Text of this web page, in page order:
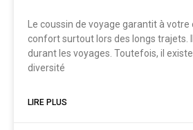
Le coussin de voyage garantit à
confort surtout lors des longs trajets.
durant les voyages. Toutefois, il
diversité
LIRE PLUS